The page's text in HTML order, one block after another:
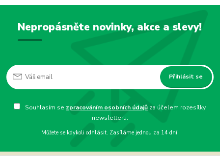
Nepropásněte novinky, akce a slevy!
Přihlásit se
Souhlasím se zpracováním osobních údajů za účelem rozesílky
newsletteru.
Můžete se kdykoli odhlásit. Zasíláme jednou za 14 dní.